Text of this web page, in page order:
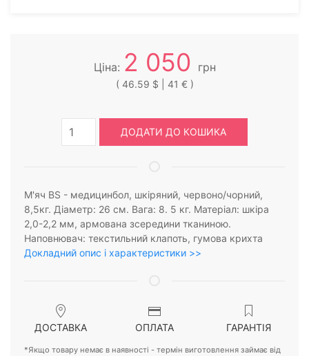
Ціна: 2 050 грн
( 46.59 $ | 41 € )
ДОДАТИ ДО КОШИКА
М'яч BS - медицинбол, шкіряний, червоно/чорний,
8,5кг. Діаметр: 26 см. Вага: 8. 5 кг. Матеріал: шкіра
2,0-2,2 мм, армована зсередини тканиною.
Наповнювач: текстильний клапоть, гумова крихта
Докладний опис і характеристики >>
ДОСТАВКА ОПЛАТА ГАРАНТІЯ
*Якщо товару немає в наявності - термін виготовлення займає від